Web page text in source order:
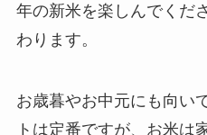
年の新米を楽しんでくだ
わります。
お歳暮やお中元にも向い
トは定番ですが、お米は